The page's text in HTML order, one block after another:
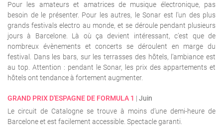
Pour les amateurs et amatrices de musique électronique, pas
besoin de le présenter. Pour les autres, le Sonar est l’un des plus
grands festivals electro au monde, et se déroule pendant plusieurs
jours à Barcelone. Là où ça devient intéressant, c’est que de
nombreux évènements et concerts se déroulent en marge du
festival. Dans les bars, sur les terrasses des hôtels, l’ambiance est
au top. Attention : pendant le Sonar, les prix des appartements et
hôtels ont tendance à fortement augmenter.
GRAND PRIX D'ESPAGNE DE FORMULA 1 | Juin
Le circuit de Catalogne se trouve à moins d’une demi-heure de
Barcelone et est facilement accessible. Spectacle garanti.